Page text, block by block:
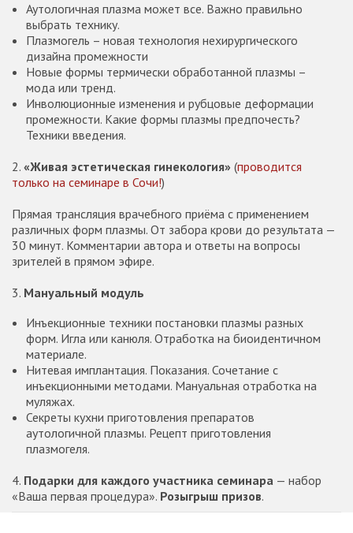
Аутологичная плазма может все. Важно правильно
выбрать технику.
Плазмогель – новая технология нехирургического
дизайна промежности
Новые формы термически обработанной плазмы –
мода или тренд.
Инволюционные изменения и рубцовые деформации
промежности. Какие формы плазмы предпочесть?
Техники введения.
2. «Живая эстетическая гинекология» (проводится
только на семинаре в Сочи!)
Прямая трансляция врачебного приёма с применением
различных форм плазмы. От забора крови до результата —
30 минут. Комментарии автора и ответы на вопросы
зрителей в прямом эфире.
3. Мануальный модуль
Инъекционные техники постановки плазмы разных
форм. Игла или канюля. Отработка на биоидентичном
материале.
Нитевая имплантация. Показания. Сочетание с
инъекционными методами. Мануальная отработка на
муляжах.
Секреты кухни приготовления препаратов
аутологичной плазмы. Рецепт приготовления
плазмогеля.
4. Подарки для каждого участника семинара — набор
«Ваша первая процедура». Розыгрыш призов.